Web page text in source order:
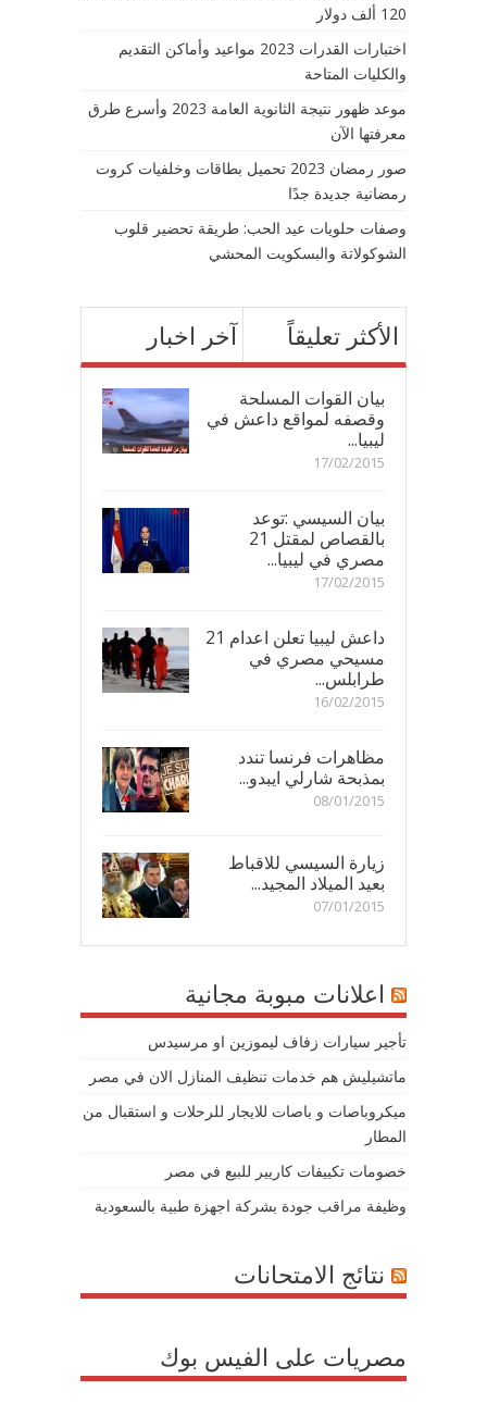
120 ألف دولار
اختبارات القدرات 2023 مواعيد وأماكن التقديم
والكليات المتاحة
موعد ظهور نتيجة الثانوية العامة 2023 وأسرع طرق
معرفتها الآن
صور رمضان 2023 تحميل بطاقات وخلفيات كروت
رمضانية جديدة جدًا
وصفات حلويات عيد الحب: طريقة تحضير قلوب
الشوكولاتة والبسكويت المحشي
آخر اخبار الأكثر تعليقاً
بيان القوات المسلحة
وقصفه لمواقع داعش في
ليبيا...
17/02/2015
بيان السيسي :توعد
بالقصاص لمقتل 21
مصري في ليبيا...
17/02/2015
داعش ليبيا تعلن اعدام 21
مسيحي مصري في
طرابلس...
16/02/2015
مظاهرات فرنسا تندد
بمذبحة شارلي ايبدو...
08/01/2015
زيارة السيسي للاقباط
بعيد الميلاد المجيد...
07/01/2015
اعلانات مبوبة مجانية
تأجير سيارات زفاف ليموزين او مرسيدس
ماتشيليش هم خدمات تنظيف المنازل الان في مصر
ميكروباصات و باصات للايجار للرحلات و استقبال من
المطار
خصومات تكييفات كاريير للبيع في مصر
وظيفة مراقب جودة بشركة اجهزة طبية بالسعودية
نتائج الامتحانات
مصريات على الفيس بوك